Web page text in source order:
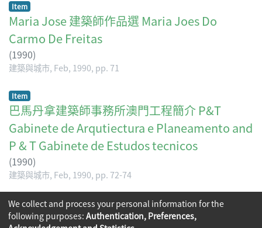
Item
Maria Jose 建築師作品選 Maria Joes Do
Carmo De Freitas
(1990)
建築與城市, Feb, 1990, pp. 71
Item
巴馬丹拿建築師事務所澳門工程簡介 P&T
Gabinete de Arqutiectura e Planeamento and
P & T Gabinete de Estudos tecnicos
(1990)
建築與城市, Feb, 1990, pp. 72-74
« 1(current)
2 3 4 »
We collect and process your personal information for the
following purposes: Authentication, Preferences,